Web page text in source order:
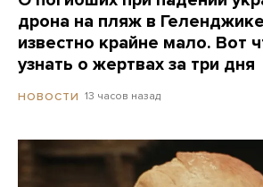
дрона на пляж в
известно крайне мало. Вот
узнать о жертвах за три дня
НОВОСТИ 13 часов назад